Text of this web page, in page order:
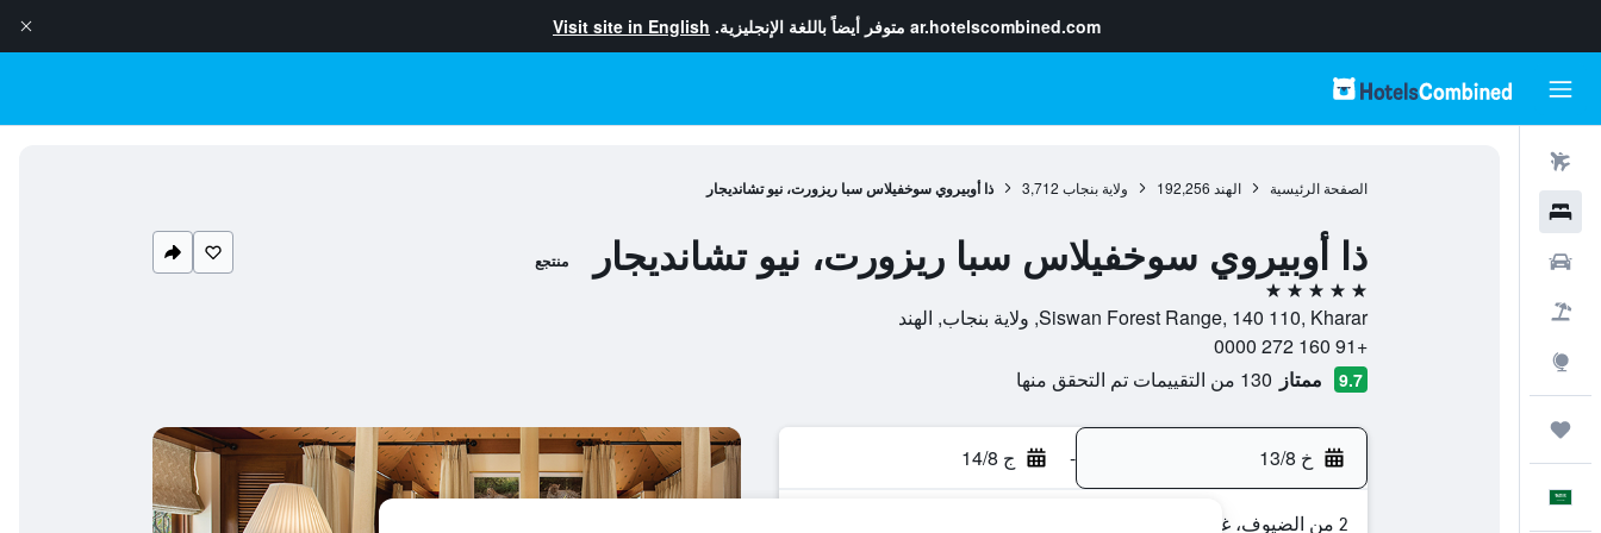
ar.hotelscombined.com متوفر أيضاً باللغة الإنجليزية. Visit site in English
الصفحة الرئيسية الهند 192,256 ولاية بنجاب 3,712 ذا أوبيروي سوخفيلاس سبا ريزورت، نيو تشانديجار
ذا أوبيروي سوخفيلاس سبا ريزورت، نيو تشانديجار منتجع
5 نجوم
Siswan Forest Range, 140 110, Kharar, ولاية بنجاب, الهند
+91 160 272 0000
9.7 ممتاز 130 من التقييمات تم التحقق منها
خ 13/8 - ج 14/8
2 من الضيوف، غرفة واحدة